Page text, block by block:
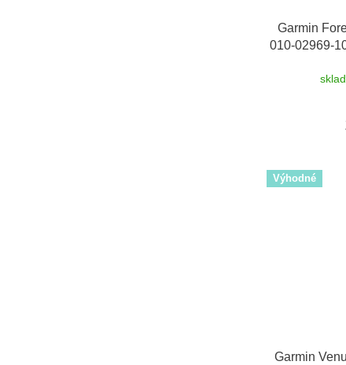
Garmin
010-02969-
Výhodné
Garmin